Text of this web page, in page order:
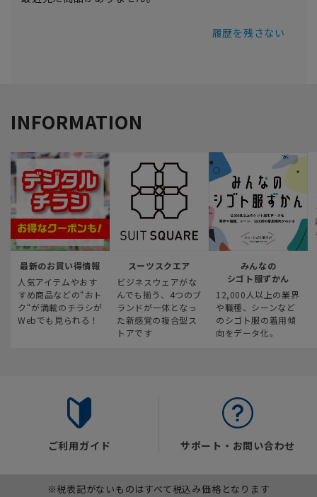
履歴を残さない
INFORMATION
最新のお買い得情報
人気アイテムやおす
すめ商品などの“おト
ク“が満載のチラシが
Webでも見られる！
スーツスクエア
ビジネスウェアがな
んでも揃う、4つのブ
ランドが一体となっ
た新感覚の複合型ス
トアです
みんなの
シゴト服ずかん
12,000人以上の業界
や職種、シーンなど
のシゴト服の着用傾
向をデータ化。
ご利用ガイド サポート・お問い合わせ
※税表記がないものはすべて税込み価格となります